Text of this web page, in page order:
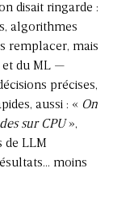
disait ringarde :
algorithmes
remplacer, mais
et du ML —
précises,
aussi : « On
sur CPU»,
de LLM
moins